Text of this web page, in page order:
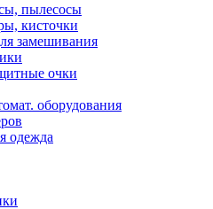
пылесосы
кисточки
замешивания
очки
оборудования
одежда